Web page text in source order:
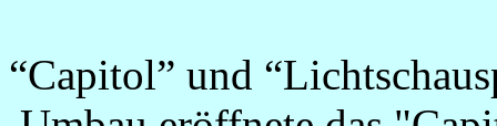
“Capitol” und